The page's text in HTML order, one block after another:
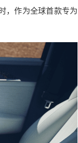
，作为全球首款专为